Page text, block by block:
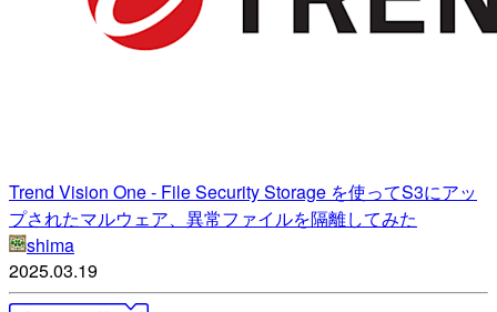
Trend Vision One - File Security Storage を使ってS3にアッ
プされたマルウェア、異常ファイルを隔離してみた
shima
2025.03.19